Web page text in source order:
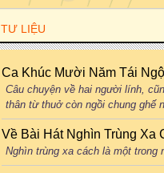
TƯ LIỆU
Ca Khúc Mười Năm Tái Ngộ
Câu chuyện về hai người lính,
thân từ thuở còn ngồi chung ghế
Về Bài Hát Nghìn Trùng Xa
Nghìn trùng xa cách là một trong